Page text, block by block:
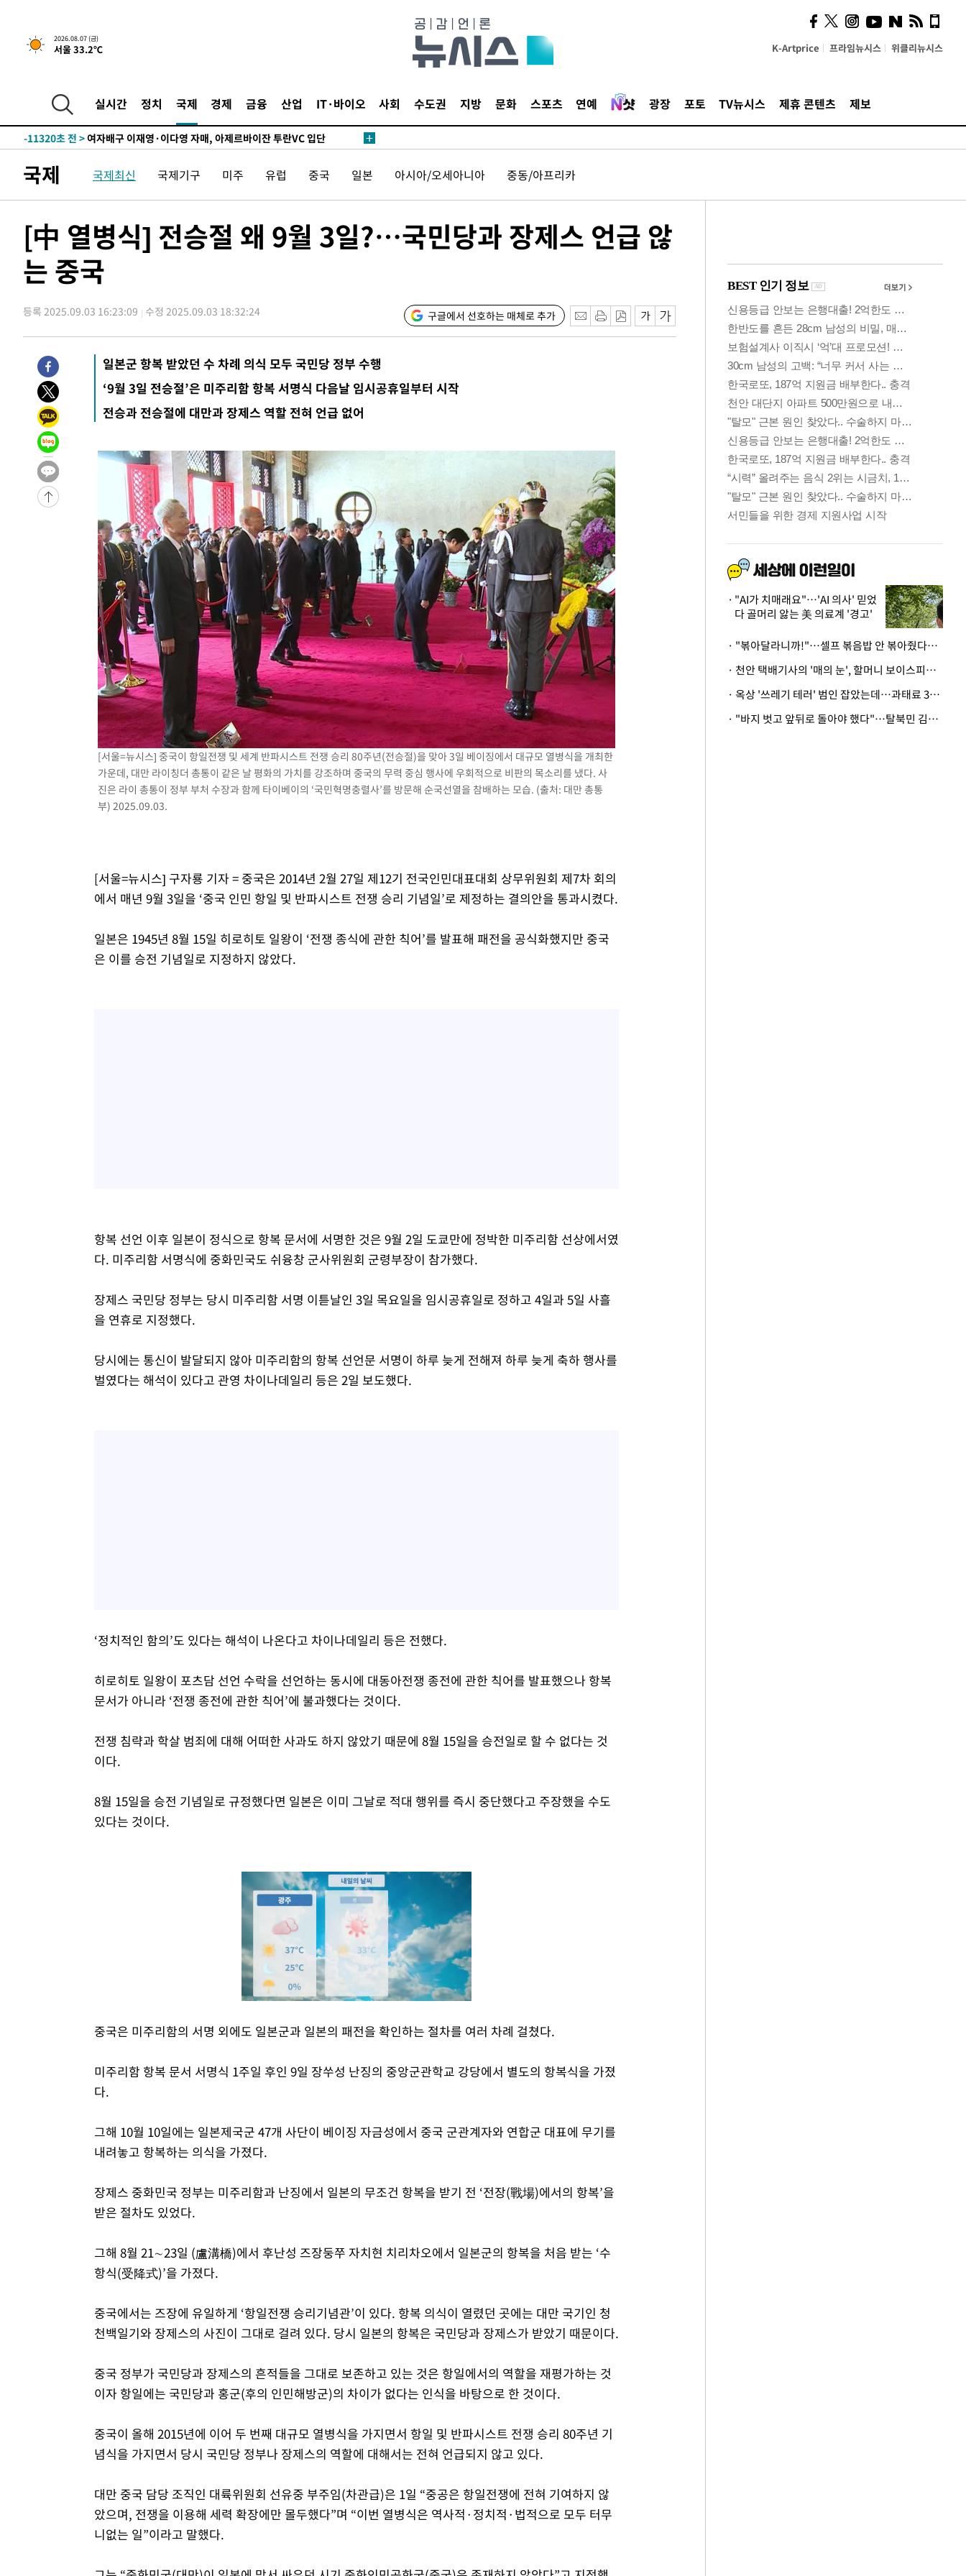
2026.08.07 (금)
서울 33.2℃ K-Artprice 프라임뉴시스 위클리뉴시스
실시간 정치 국제 경제 금융 산업 IT·바이오 사회 수도권 지방 문화 스포츠 연예 광장 포토 TV뉴시스 제휴 콘텐츠 제보
운드는 임시"
-18260초 전 >"낮 기온 소폭 하락"…수도권 폭염중대경보, 폭염경보로 하향
-18224초 전 >[속보]이 대통령, '호우피해' 안동·의성 관할 4개 면 특별재난지역
갈 수도
-16158초 전 >
낮 최고 37도 찜통더위…곳곳 소나기·강원 많은 비[내일날씨]
-14464초 전 >
응"
-11320초 전 >여자배구 이재영·이다영 자매, 아제르바이잔 투란VC 입단
-10307초 전 >
[속보]코스닥, 2.86포인트(0.36%) 내린 798.81마감
-10260초 전 >[속보]코스피, 6200선 약보합…0.60% 내린 6258.77에 마쳐
-10129초 전 >[속보] 노원서 40.1도 관측…서울, 2018년 이후 첫 40도
-7219초 전 > [속보]종합특검, '계엄 수용공간 확보' 신용해 前교정본부장 기소
-6092초 전 > 외신들도 주목한 韓축구 파문…"국민적 공분에 수사 재개"
-5085초 전 >[속보]규제합리화위원회 부위원장에 김태유 서울대 공대 교수…이병
태 후임
-1443초 전 >[속보]국힘 윤리위, '돌려차기 발언' 진종오·서범수 징계 절차 개시
53분 전 >
[속보] 7월 중국 수출 23.9%↑ 수입 27.5%↑…무역총액 25.3%↑
-31764초 전 >
[속보] 미 사업체, 일자리 7월에 2.3만 개 줄어…실업률은 4.1%로
-27627초 전 >
실천"
-26712초 전 >
이란, "오만과 '중앙 단일 루트' 합의…북쪽 인바운드·남쪽 아웃바
운드는 임시"
-18280초 전 >
-18244초 전 >
[속보]이 대통령, '호우피해' 안동·의성 관할 4개 면 특별재난지역
선포
-18207초 전 >
[단독]중수청 지원 검사들, 정원 초과 시 낮은 계급 임용…희망지 못
갈 수도
-16178초 전 >
낮 최고 37도 찜통더위…곳곳 소나기·강원 많은 비[내일날씨]
SK하이닉스, 용인·청주 팹에 54조 투자…"AI 메모리 수요 선제 대
여자배구 이재영·이다영 자매, 아제르바이잔 투란VC 입단
외국인 심판 성 접대 7경기 들여다보니…한국 축구 '5승 2무'
[속보]코스닥, 2.86포인트(0.36%) 내린 798.81마감
[속보]코스피, 6200선 약보합…0.60% 내린 6258.77에 마쳐
[속보]원·달러 환율, 7.7원 내린 1416.1원 마감
[속보] 노원서 40.1도 관측…서울, 2018년 이후 첫 40도
[속보]종합특검, '계엄 수용공간 확보' 신용해 前교정본부장 기소
외신들도 주목한 韓축구 파문…"국민적 공분에 수사 재개"
11시간 압수수색에 성접대 파문까지…'쑥대밭' 된 축구협회
[속보]규제합리화위원회 부위원장에 김태유 서울대 공대 교수…이병
[속보]국힘 윤리위, '돌려차기 발언' 진종오·서범수 징계 절차 개시
[속보] 7월 중국 수출 23.9%↑ 수입 27.5%↑…무역총액 25.3%↑
국제 국제최신 국제기구 미주 유럽 중국 일본 아시아/오세아니아 중동/아프리카
[中 열병식] 전승절 왜 9월 3일?…국민당과 장제스 언급 않
는 중국
등록 2025.09.03 16:23:09 수정 2025.09.03 18:32:24 구글에서 선호하는 매체로 추가
일본군 항복 받았던 수 차례 의식 모두 국민당 정부 수행
‘9월 3일 전승절’은 미주리함 항복 서명식 다음날 임시공휴일부터 시작
전승과 전승절에 대만과 장제스 역할 전혀 언급 없어
[서울=뉴시스] 중국이 항일전쟁 및 세계 반파시스트 전쟁 승리 80주년(전승절)을 맞아 3일 베이징에서 대규모 열병식을 개최한
가운데, 대만 라이칭더 총통이 같은 날 평화의 가치를 강조하며 중국의 무력 중심 행사에 우회적으로 비판의 목소리를 냈다. 사
진은 라이 총통이 정부 부처 수장과 함께 타이베이의 ‘국민혁명충렬사’를 방문해 순국선열을 참배하는 모습. (출처: 대만 총통
부) 2025.09.03.
[서울=뉴시스] 구자룡 기자 = 중국은 2014년 2월 27일 제12기 전국인민대표대회 상무위원회 제7차 회의
에서 매년 9월 3일을 ‘중국 인민 항일 및 반파시스트 전쟁 승리 기념일’로 제정하는 결의안을 통과시켰다.
일본은 1945년 8월 15일 히로히토 일왕이 ‘전쟁 종식에 관한 칙어’를 발표해 패전을 공식화했지만 중국
은 이를 승전 기념일로 지정하지 않았다.
항복 선언 이후 일본이 정식으로 항복 문서에 서명한 것은 9월 2일 도쿄만에 정박한 미주리함 선상에서였
다. 미주리함 서명식에 중화민국도 쉬융창 군사위원회 군령부장이 참가했다.
장제스 국민당 정부는 당시 미주리함 서명 이튿날인 3일 목요일을 임시공휴일로 정하고 4일과 5일 사흘
을 연휴로 지정했다.
당시에는 통신이 발달되지 않아 미주리함의 항복 선언문 서명이 하루 늦게 전해져 하루 늦게 축하 행사를
벌였다는 해석이 있다고 관영 차이나데일리 등은 2일 보도했다.
‘정치적인 함의’도 있다는 해석이 나온다고 차이나데일리 등은 전했다.
히로히토 일왕이 포츠담 선언 수락을 선언하는 동시에 대동아전쟁 종전에 관한 칙어를 발표했으나 항복
문서가 아니라 ‘전쟁 종전에 관한 칙어’에 불과했다는 것이다.
전쟁 침략과 학살 범죄에 대해 어떠한 사과도 하지 않았기 때문에 8월 15일을 승전일로 할 수 없다는 것
이다.
8월 15일을 승전 기념일로 규정했다면 일본은 이미 그날로 적대 행위를 즉시 중단했다고 주장했을 수도
있다는 것이다.
중국은 미주리함의 서명 외에도 일본군과 일본의 패전을 확인하는 절차를 여러 차례 걸쳤다.
미주리함 항복 문서 서명식 1주일 후인 9일 장쑤성 난징의 중앙군관학교 강당에서 별도의 항복식을 가졌
다.
그해 10월 10일에는 일본제국군 47개 사단이 베이징 자금성에서 중국 군관계자와 연합군 대표에 무기를
내려놓고 항복하는 의식을 가졌다.
장제스 중화민국 정부는 미주리함과 난징에서 일본의 무조건 항복을 받기 전 ‘전장(戰場)에서의 항복’을
받은 절차도 있었다.
그해 8월 21∼23일 (盧溝橋)에서 후난성 즈장둥쭈 자치현 치리차오에서 일본군의 항복을 처음 받는 ‘수
항식(受降式)’을 가졌다.
중국에서는 즈장에 유일하게 ‘항일전쟁 승리기념관’이 있다. 항복 의식이 열렸던 곳에는 대만 국기인 청
천백일기와 장제스의 사진이 그대로 걸려 있다. 당시 일본의 항복은 국민당과 장제스가 받았기 때문이다.
중국 정부가 국민당과 장제스의 흔적들을 그대로 보존하고 있는 것은 항일에서의 역할을 재평가하는 것
이자 항일에는 국민당과 홍군(후의 인민해방군)의 차이가 없다는 인식을 바탕으로 한 것이다.
중국이 올해 2015년에 이어 두 번째 대규모 열병식을 가지면서 항일 및 반파시스트 전쟁 승리 80주년 기
념식을 가지면서 당시 국민당 정부나 장제스의 역할에 대해서는 전혀 언급되지 않고 있다.
대만 중국 담당 조직인 대륙위원회 선유중 부주임(차관급)은 1일 “중공은 항일전쟁에 전혀 기여하지 않
았으며, 전쟁을 이용해 세력 확장에만 몰두했다”며 “이번 열병식은 역사적·정치적·법적으로 모두 터무
니없는 일”이라고 말했다.
시, 스마트폰 액세서리에
NFC 더했다
"AI가 치매래요"…'AI 의사' 믿었
다 골머리 앓는 美 의료계 '경고'
· "볶아달라니까!"…셀프 볶음밥 안 볶아줬다고 사장 폭행한 손님
· 천안 택배기사의 '매의 눈', 할머니 보이스피싱 피해 막아
· 옥상 '쓰레기 테러' 범인 잡았는데…과태료 3만원 처분에 숙박업주 허탈
· "바지 벗고 앞뒤로 돌아야 했다"…탈북민 김서아, 기쁨조 검사 수치심 회상